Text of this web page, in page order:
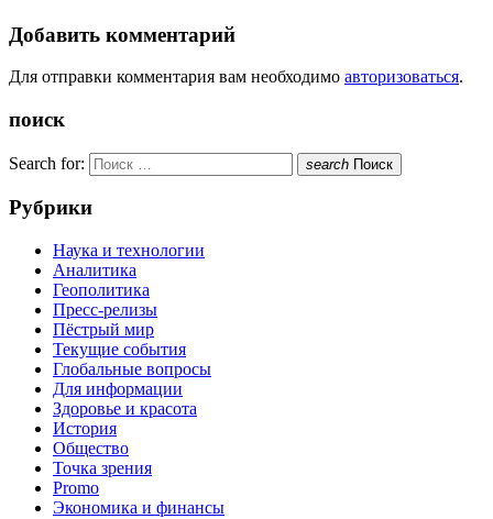
Добавить комментарий
Для отправки комментария вам необходимо авторизоваться.
поиск
Search for: search Поиск
Рубрики
Наука и технологии
Аналитика
Геополитика
Пресс-релизы
Пёстрый мир
Текущие события
Глобальные вопросы
Для информации
Здоровье и красота
История
Общество
Точка зрения
Promo
Экономика и финансы